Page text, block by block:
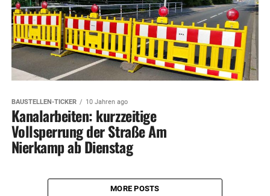
BAUSTELLEN-TICKER 10 Jahren ago
Kanalarbeiten: kurzzeitige
Vollsperrung der Straße Am
Nierkamp ab Dienstag
MORE POSTS